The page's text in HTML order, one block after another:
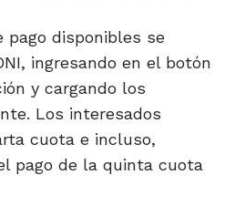
pago disponibles se
ingresando en el botón
y cargando los
Los interesados
cuota e incluso,
pago de la quinta cuota